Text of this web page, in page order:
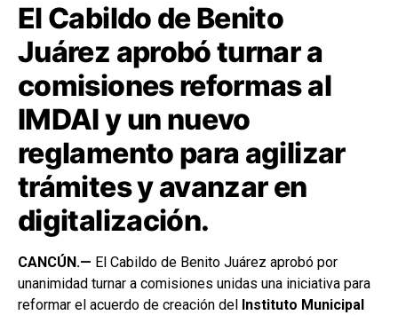
El Cabildo de Benito
Juárez aprobó turnar a
comisiones reformas al
IMDAI y un nuevo
reglamento para agilizar
trámites y avanzar en
digitalización.
CANCÚN.— El Cabildo de Benito Juárez aprobó por
unanimidad turnar a comisiones unidas una iniciativa para
reformar el acuerdo de creación del
Instituto Municipal